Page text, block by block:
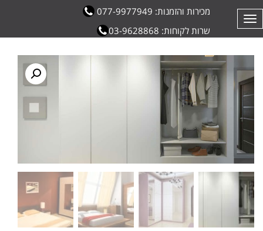
מכירות והזמנות: 077-9977949
שרות לקוחות: 03-9628868
תפריט